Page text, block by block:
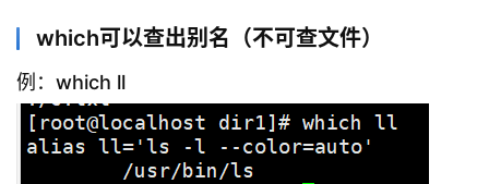
which可以查出别名（不可查文件）
例：which ll